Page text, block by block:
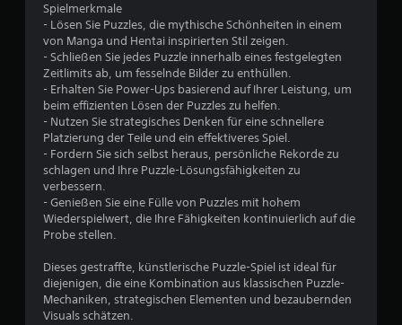
B
e
w
r
u
n
g
Spielmerkmale
- Lösen Sie Puzzles, die mythische Schönheiten in einem
von Manga und Hentai inspirierten Stil zeigen.
- Schließen Sie jedes Puzzle innerhalb eines festgelegten
Zeitlimits ab, um fesselnde Bilder zu enthüllen.
- Erhalten Sie Power-Ups basierend auf Ihrer Leistung, um
beim effizienten Lösen der Puzzles zu helfen.
- Nutzen Sie strategisches Denken für eine schnellere
Platzierung der Teile und ein effektiveres Spiel.
- Fordern Sie sich selbst heraus, persönliche Rekorde zu
schlagen und Ihre Puzzle-Lösungsfähigkeiten zu
verbessern.
- Genießen Sie eine Fülle von Puzzles mit hohem
Wiederspielwert, die Ihre Fähigkeiten kontinuierlich auf die
Probe stellen.
Dieses gestraffte, künstlerische Puzzle-Spiel ist ideal für
diejenigen, die eine Kombination aus klassischen Puzzle-
Mechaniken, strategischen Elementen und bezaubernden
Visuals schätzen.